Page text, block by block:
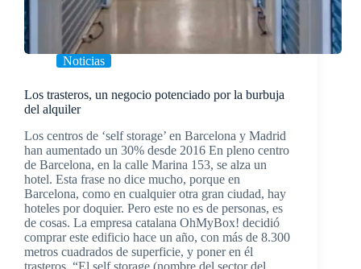
Noticias
Los trasteros, un negocio potenciado por la burbuja
del alquiler
Los centros de ‘self storage’ en Barcelona y Madrid
han aumentado un 30% desde 2016 En pleno centro
de Barcelona, en la calle Marina 153, se alza un
hotel. Esta frase no dice mucho, porque en
Barcelona, como en cualquier otra gran ciudad, hay
hoteles por doquier. Pero este no es de personas, es
de cosas. La empresa catalana OhMyBox! decidió
comprar este edificio hace un año, con más de 8.300
metros cuadrados de superficie, y poner en él
trasteros. “El self storage (nombre del sector del